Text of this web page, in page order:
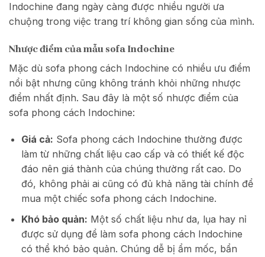
Indochine đang ngày càng được nhiều người ưa
chuộng trong việc trang trí không gian sống của mình.
Nhược điểm của mẫu sofa Indochine
Mặc dù sofa phong cách Indochine có nhiều ưu điểm
nổi bật nhưng cũng không tránh khỏi những nhược
điểm nhất định. Sau đây là một số nhược điểm của
sofa phong cách Indochine:
Giá cả: Sofa phong cách Indochine thường được
làm từ những chất liệu cao cấp và có thiết kế độc
đáo nên giá thành của chúng thường rất cao. Do
đó, không phải ai cũng có đủ khả năng tài chính để
mua một chiếc sofa phong cách Indochine.
Khó bảo quản: Một số chất liệu như da, lụa hay nỉ
được sử dụng để làm sofa phong cách Indochine
có thể khó bảo quản. Chúng dễ bị ẩm mốc, bẩn